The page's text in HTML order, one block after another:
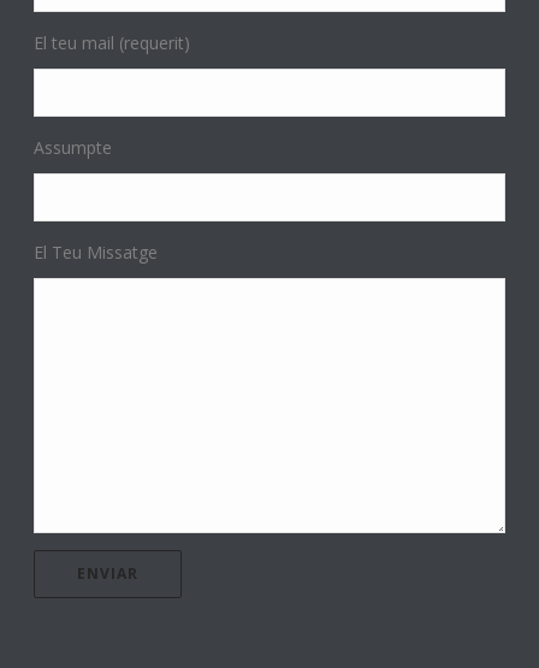
El teu mail (requerit)
Assumpte
El Teu Missatge